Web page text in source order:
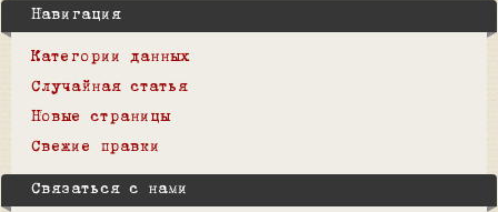
Навигация
Категории данных
Случайная статья
Новые страницы
Свежие правки
Связаться с нами